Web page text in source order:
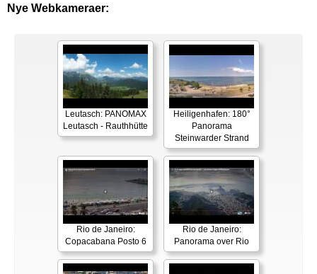
Nye Webkameraer:
Leutasch: PANOMAX
Leutasch - Rauthhütte
Heiligenhafen: 180°
Panorama
Steinwarder Strand
Rio de Janeiro:
Copacabana Posto 6
Rio de Janeiro:
Panorama over Rio